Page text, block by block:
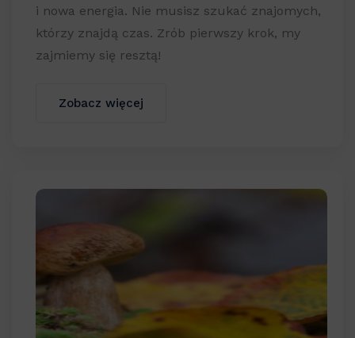
i nowa energia. Nie musisz szukać znajomych,
którzy znajdą czas. Zrób pierwszy krok, my
zajmiemy się resztą!
Zobacz więcej